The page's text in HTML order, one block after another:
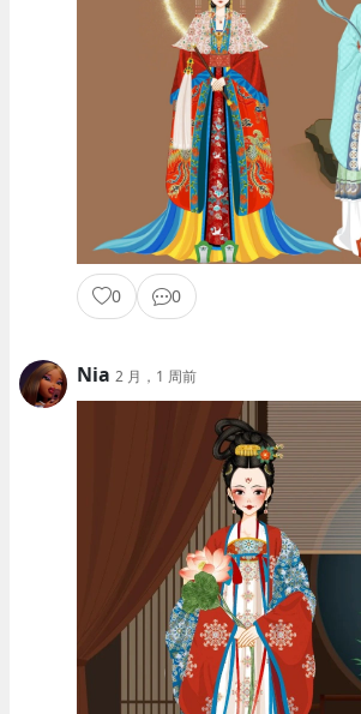
0 0
Nia 2 月，1 周前